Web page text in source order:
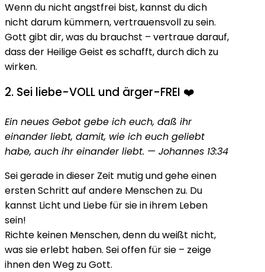
Wenn du nicht angstfrei bist, kannst du dich
nicht darum kümmern, vertrauensvoll zu sein.
Gott gibt dir, was du brauchst – vertraue darauf,
dass der Heilige Geist es schafft, durch dich zu
wirken.
2. Sei liebe-VOLL und ärger-FREI ❤️
Ein neues Gebot gebe ich euch, daß ihr
einander liebt, damit, wie ich euch geliebt
habe, auch ihr einander liebt. — Johannes 13:34
Sei gerade in dieser Zeit mutig und gehe einen
ersten Schritt auf andere Menschen zu. Du
kannst Licht und Liebe für sie in ihrem Leben
sein!
Richte keinen Menschen, denn du weißt nicht,
was sie erlebt haben. Sei offen für sie – zeige
ihnen den Weg zu Gott.